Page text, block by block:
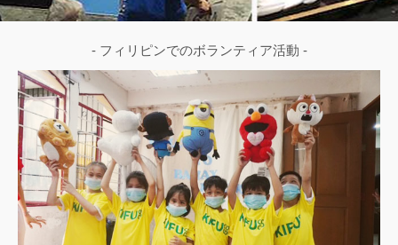
- フィリピンでのボランティア活動 -